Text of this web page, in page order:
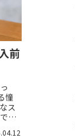
前
憧
ス
愛